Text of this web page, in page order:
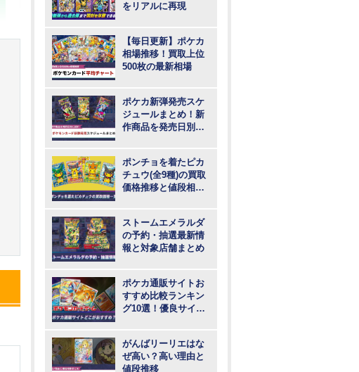
をリアルに再現
【毎日更新】ポケカ
相場推移！買取上位
500枚の最新相場
ポケカ新弾発売スケ
ジュールまとめ！新
作商品を発売日別に
ポンチョを着たピカ
チュウ(全9種)の買取
価格推移と値段相
ストームエメラルダ
の予約・抽選最新情
報と対象店舗まとめ
ポケカ通販サイトお
すすめ比較ランキン
グ10選！優良サイト
がんばリーリエはな
ぜ高い？高い理由と
値段推移